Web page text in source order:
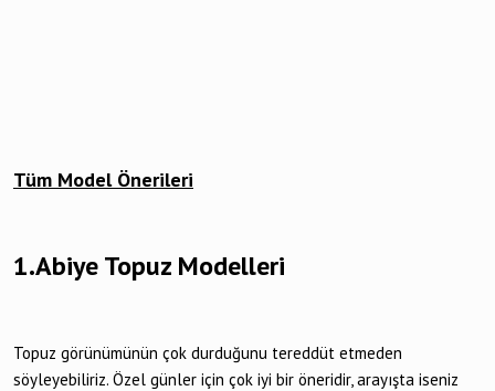
Tüm Model Önerileri
1.Abiye Topuz Modelleri
Topuz görünümünün çok durduğunu tereddüt etmeden
söyleyebiliriz. Özel günler için çok iyi bir öneridir, arayışta iseniz